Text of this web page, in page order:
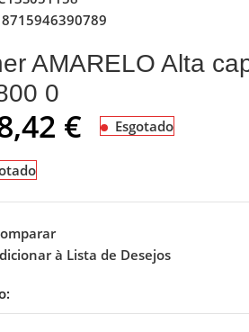
8715946390789
AMARELO Alta
0
€ Esgotado
à Lista de Desejos